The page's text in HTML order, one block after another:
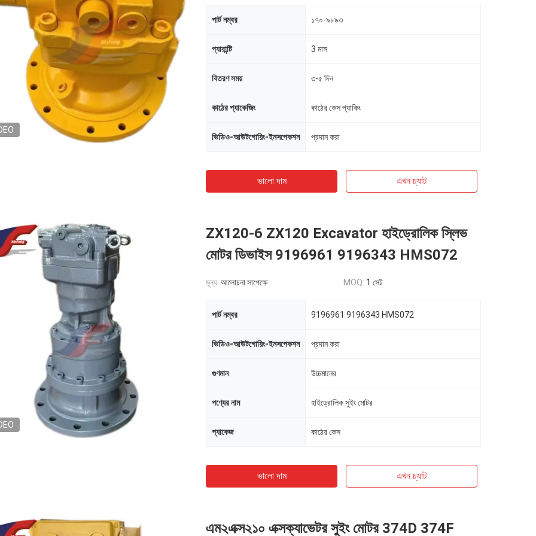
পার্ট নম্বর ১৭০-৯৮৯৩
গ্যারান্টি 3 মাস
বিতরণ সময় ৩-৫ দিন
কাঠের প্যাকেজিং কাঠের কেস প্যাকিং
ভিডিও-আউটগোয়িং-ইনসপেকশন প্রদান করা
ভালো দাম এখন চ্যাট
ZX120-6 ZX120 Excavator হাইড্রোলিক স্লিভ
মোটর ডিভাইস 9196961 9196343 HMS072
মূল্য: আলোচনা সাপেক্ষে MOQ: 1 সেট
পার্ট নম্বর 9196961 9196343 HMS072
ভিডিও-আউটগোয়িং-ইনসপেকশন প্রদান করা
গুণমান উচ্চমানের
পণ্যের নাম হাইড্রোলিক সুইং মোটর
প্যাকেজ কাঠের কেস
ভালো দাম এখন চ্যাট
এম২এক্স২১০ এক্সক্যাভেটর সুইং মোটর 374D 374F